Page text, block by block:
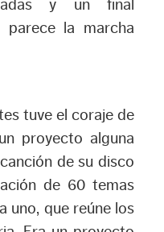
y un final
parece la marcha
tuve el coraje de
proyecto alguna
de su disco
de 60 temas
uno, que reúne los